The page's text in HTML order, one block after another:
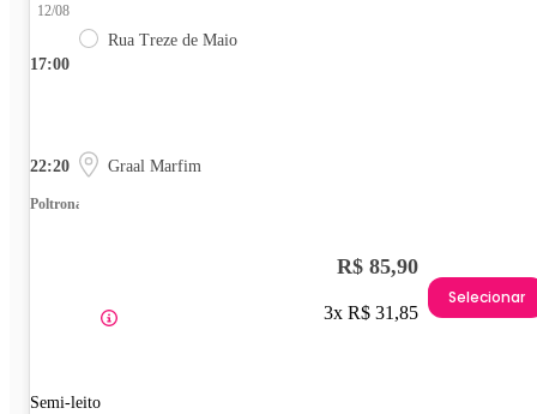
17:00
12/08
Rua Treze de Maio
22:20 Graal Marfim
Poltrona
Semi-leito
R$ 85,90
3x R$ 31,85
Selecionar